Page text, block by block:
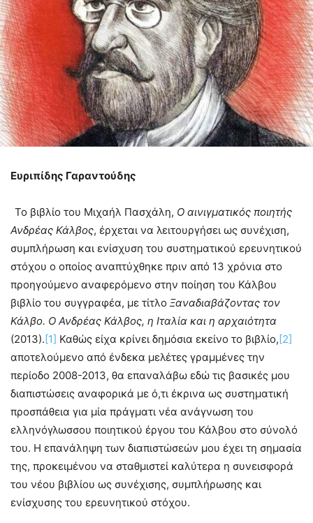
Ευριπίδης Γαραντούδης
Το βιβλίο του Μιχαήλ Πασχάλη, Ο αινιγματικός ποιητής
Ανδρέας Κάλβος, έρχεται να λειτουργήσει ως συνέχιση,
συμπλήρωση και ενίσχυση του συστηματικού ερευνητικού
στόχου ο οποίος αναπτύχθηκε πριν από 13 χρόνια στο
προηγούμενο αναφερόμενο στην ποίηση του Κάλβου
βιβλίο του συγγραφέα, με τίτλο Ξαναδιαβάζοντας τον
Κάλβο. Ο Ανδρέας Κάλβος, η Ιταλία και η αρχαιότητα
(2013).[1] Καθώς είχα κρίνει δημόσια εκείνο το βιβλίο,[2]
αποτελούμενο από ένδεκα μελέτες γραμμένες την
περίοδο 2008-2013, θα επαναλάβω εδώ τις βασικές μου
διαπιστώσεις αναφορικά με ό,τι έκρινα ως συστηματική
προσπάθεια για μία πράγματι νέα ανάγνωση του
ελληνόγλωσσου ποιητικού έργου του Κάλβου στο σύνολό
του. Η επανάληψη των διαπιστώσεών μου έχει τη σημασία
της, προκειμένου να σταθμιστεί καλύτερα η συνεισφορά
του νέου βιβλίου ως συνέχισης, συμπλήρωσης και
ενίσχυσης του ερευνητικού στόχου.